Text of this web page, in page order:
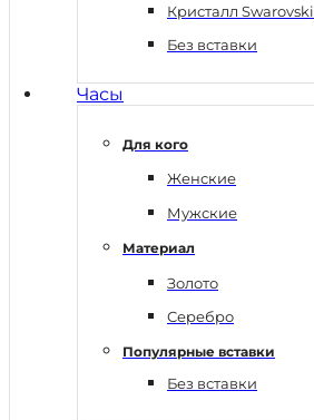
Кристалл Swarovski
Без вставки
Часы
Для кого
Женские
Мужские
Материал
Золото
Серебро
Популярные вставки
Без вставки